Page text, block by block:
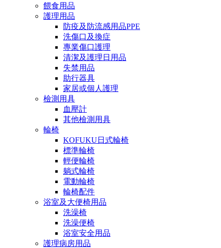
餵食用品
護理用品
防疫及防流感用品PPE
洗傷口及換症
專業傷口護理
清潔及護理日用品
失禁用品
助行器具
家居或個人護理
檢測用具
血壓計
其他檢測用具
輪椅
KOFUKU日式輪椅
標準輪椅
輕便輪椅
躺式輪椅
電動輪椅
輪椅配件
浴室及大便椅用品
洗澡椅
洗澡便椅
浴室安全用品
護理病房用品